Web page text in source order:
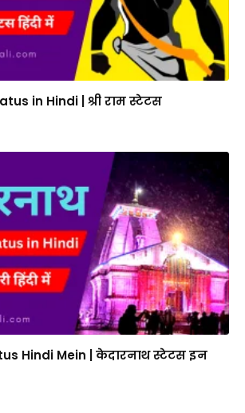
in Hindi | श्री राम स्टेटस
Hindi Mein | केदारनाथ स्टेटस इन